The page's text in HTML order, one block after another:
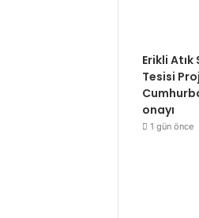
Erikli Atık
Tesisi
onayı
1 gün önce